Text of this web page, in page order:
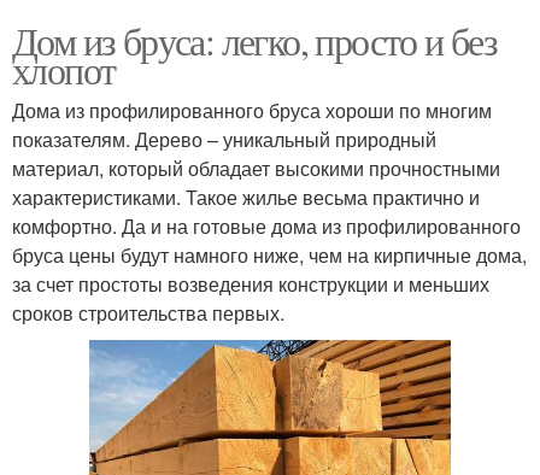
Дом из бруса: легко, просто и без
хлопот
Дома из профилированного бруса хороши по многим
показателям. Дерево – уникальный природный
материал, который обладает высокими прочностными
характеристиками. Такое жилье весьма практично и
комфортно. Да и на готовые дома из профилированного
бруса цены будут намного ниже, чем на кирпичные дома,
за счет простоты возведения конструкции и меньших
сроков строительства первых.